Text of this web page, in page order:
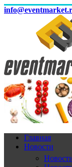
Главная
Новости